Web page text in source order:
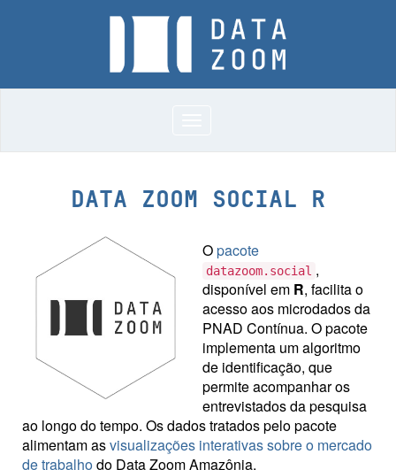
DATA ZOOM SOCIAL R
Opacote
datazoom.social ,
disponível em R, facilita o
acesso aos microdados da
PNAD Contínua. O pacote
implementa um algoritmo
de identificação, que
permite acompanhar os
entrevistados da pesquisa
ao longo do tempo. Os dados tratados pelo pacote
alimentam asvisualizações interativas sobre o mercado
de trabalhodo Data Zoom Amazônia.